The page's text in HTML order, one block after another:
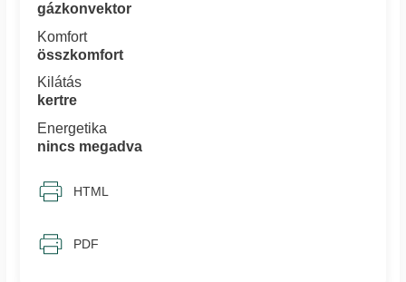
gázkonvektor
Komfort
összkomfort
Kilátás
kertre
Energetika
nincs megadva
HTML
PDF